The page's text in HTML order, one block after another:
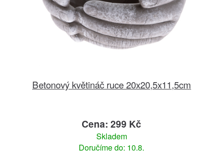
Betonový květináč ruce 20x20,5x11,5cm
Cena: 299 Kč
Skladem
Doručíme do: 10.8.